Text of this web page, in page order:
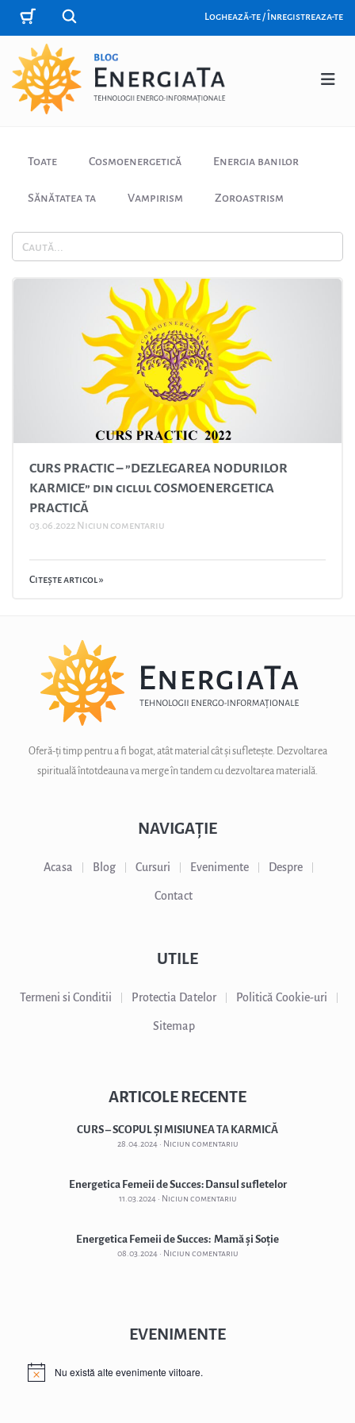
Loghează-te / Înregistreaza-te
Toate Cosmoenergetică Energia banilor
Sănătatea ta Vampirism Zoroastrism
CURS PRACTIC – ”DEZLEGAREA NODURILOR
KARMICE” din ciclul COSMOENERGETICA
PRACTICĂ
03.06.2022 Niciun comentariu
Citește articol »
Oferă-ți timp pentru a fi bogat, atât material cât și sufletește. Dezvoltarea
spirituală întotdeauna va merge în tandem cu dezvoltarea materială.
NAVIGAȚIE
Acasa Blog Cursuri Evenimente Despre
Contact
UTILE
Termeni si Conditii Protectia Datelor Politică Cookie-uri
Sitemap
EVENIMENTE
Nu există alte evenimente viitoare.
ARTICOLE RECENTE
CURS – SCOPUL ȘI MISIUNEA TA KARMICĂ
28.04.2024 Niciun comentariu
Energetica Femeii de Succes: Dansul sufletelor
11.03.2024 Niciun comentariu
Energetica Femeii de Succes: Mamă și Soție
08.03.2024 Niciun comentariu